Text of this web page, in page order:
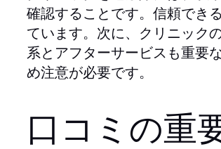
確認することです。信頼でき
ています。次に、クリニック
系とアフターサービスも重要
め注意が必要です。
口コミの重